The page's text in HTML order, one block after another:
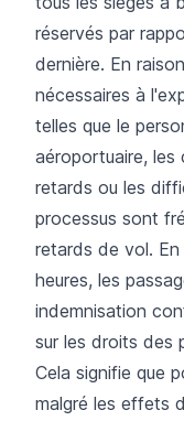
réservés par
dernière. En
nécessaires à
telles que le
aéroportuaire, les
retards ou les
processus sont
retards de vol.
heures, les
indemnisation
sur les droits des
Cela signifie que
malgré les effets